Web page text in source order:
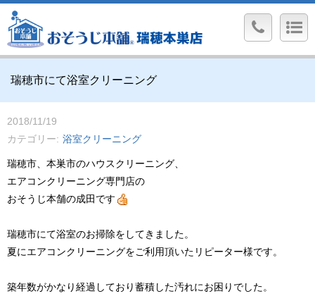
瑞穂市にて浴室クリーニング
2018/11/19
カテゴリー
浴室クリーニング
瑞穂市、本巣市のハウスクリーニング、
エアコンクリーニング専門店の
おそうじ本舗の成田です
瑞穂市にて浴室のお掃除をしてきました。
夏にエアコンクリーニングをご利用頂いたリピーター様です。
築年数がかなり経過しており蓄積した汚れにお困りでした。